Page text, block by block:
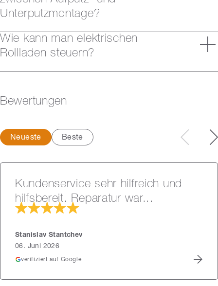
Unterputzmontage?
Wie kann man elektrischen
Rollladen steuern?
Bewertungen
Neueste Beste
Kundenservice sehr hilfreich und
hilfsbereit. Reparatur war...
Stanislav Stantchev
06. Juni 2026
verifiziert auf Google